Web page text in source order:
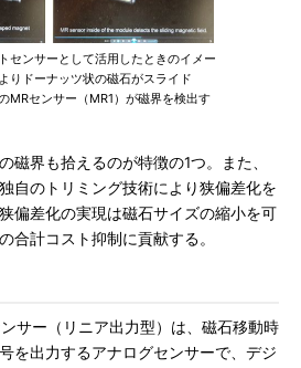
センサーとして活用したときのイメー
りドーナッツ状の磁石がスライド
MRセンサー（MR1）が磁界を検出す
界も拾えるのが特徴の1つ。また、
自のトリミング技術により狭偏差化を
偏差化の実現は磁石サイズの縮小を可
合計コスト抑制に貢献する。
サー（リニア出力型）は、磁石移動時
を出力するアナログセンサーで、デジ